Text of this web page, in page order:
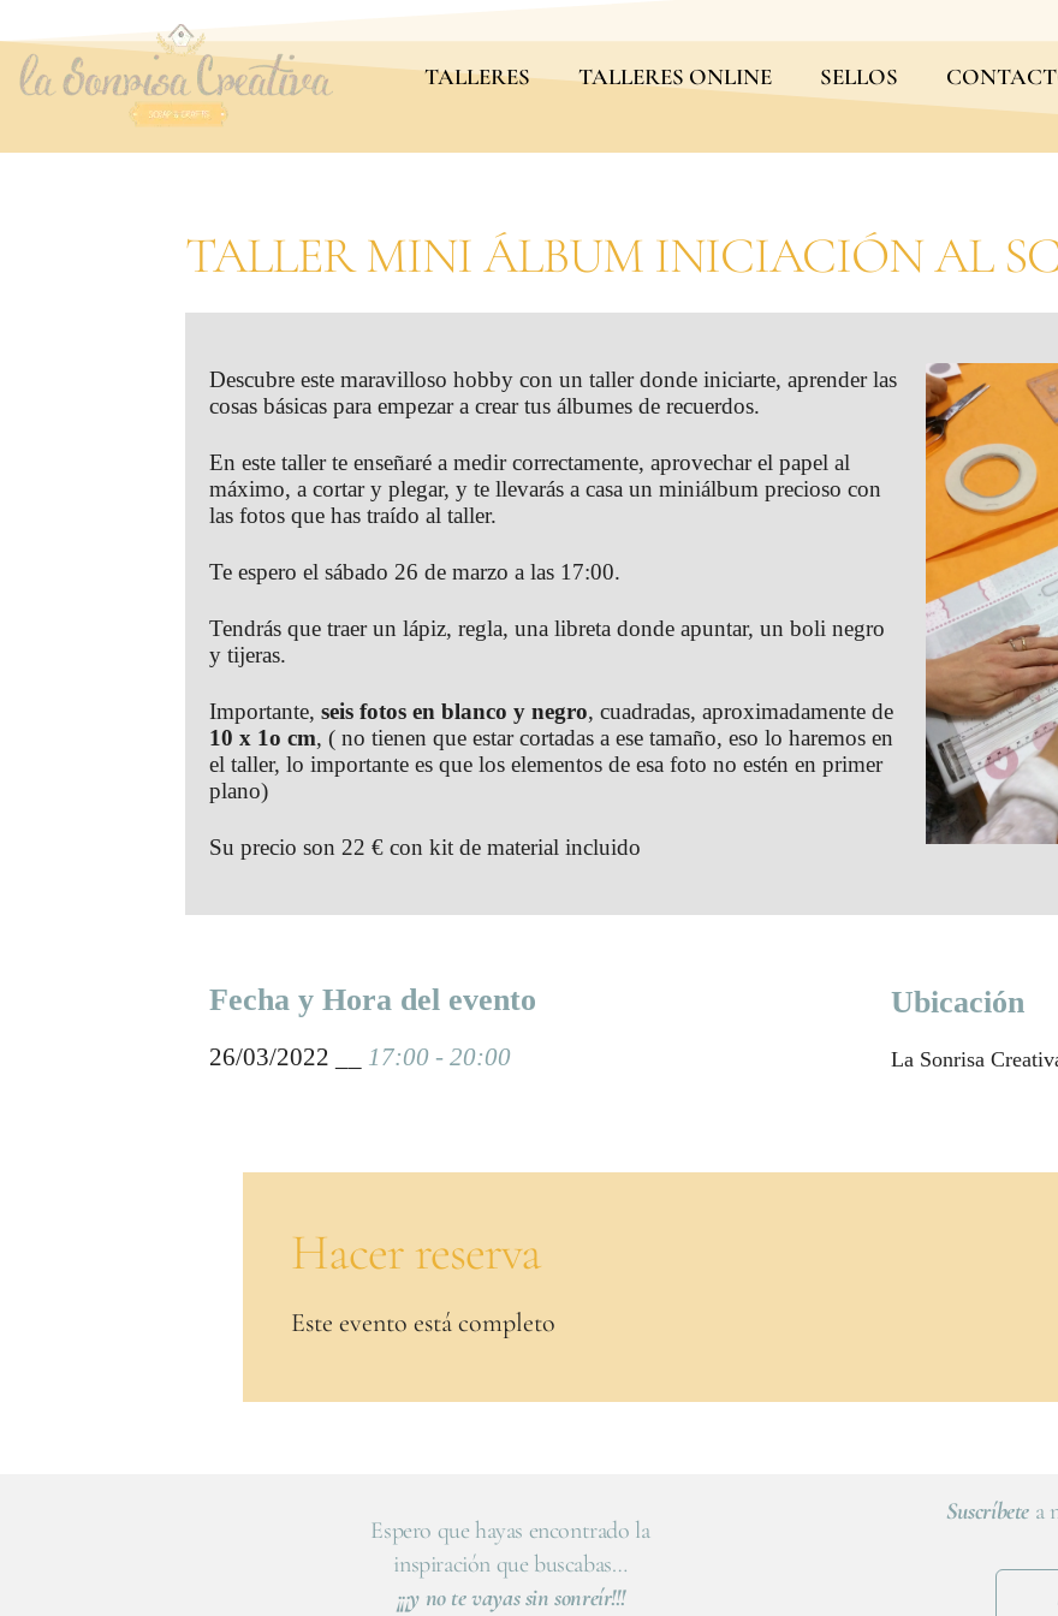
TALLERES TALLERES ONLINE SELLOS
TALLER MINI ÁLBUM INICIACIÓN AL
Descubre este maravilloso hobby con un taller donde iniciarte, aprender las
cosas básicas para empezar a crear tus álbumes de recuerdos.
En este taller te enseñaré a medir correctamente, aprovechar el papel al
máximo, a cortar y plegar, y te llevarás a casa un miniálbum precioso con
las fotos que has traído al taller.
Te espero el sábado 26 de marzo a las 17:00.
Tendrás que traer un lápiz, regla, una libreta donde apuntar, un boli negro
y tijeras.
Importante,seis fotos en blanco y negro, cuadradas, aproximadamente de
10 x 1o cm, ( no tienen que estar cortadas a ese tamaño, eso lo haremos en
el taller, lo importante es que los elementos de esa foto no estén en primer
plano)
Su precio son 22 € con kit de material incluido
Ubicación
La Sonrisa
Fecha y Hora del evento
26/03/2022 __ 17:00 - 20:00
Hacer reserva
Este evento está completo
Espero que hayas encontrado la
inspiración que buscabas…
¡¡¡y no te vayas sin sonreír!!!
Suscríbete a